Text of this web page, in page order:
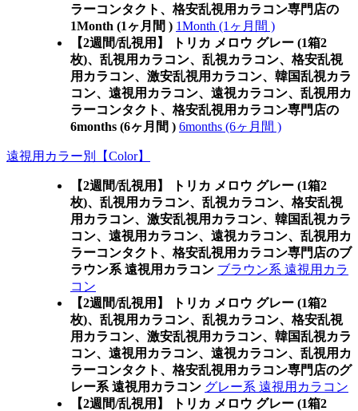
ラーコンタクト、格安乱視用カラコン専門店の
1Month (1ヶ月間 ) 1Month (1ヶ月間 )
【2週間/乱視用】 トリカ メロウ グレー (1箱2
枚)、乱視用カラコン、乱視カラコン、格安乱視
用カラコン、激安乱視用カラコン、韓国乱視カラ
コン、遠視用カラコン、遠視カラコン、乱視用カ
ラーコンタクト、格安乱視用カラコン専門店の
6months (6ヶ月間 ) 6months (6ヶ月間 )
遠視用カラー別【Color】
【2週間/乱視用】 トリカ メロウ グレー (1箱2
枚)、乱視用カラコン、乱視カラコン、格安乱視
用カラコン、激安乱視用カラコン、韓国乱視カラ
コン、遠視用カラコン、遠視カラコン、乱視用カ
ラーコンタクト、格安乱視用カラコン専門店のブ
ラウン系 遠視用カラコン ブラウン系 遠視用カラ
コン
【2週間/乱視用】 トリカ メロウ グレー (1箱2
枚)、乱視用カラコン、乱視カラコン、格安乱視
用カラコン、激安乱視用カラコン、韓国乱視カラ
コン、遠視用カラコン、遠視カラコン、乱視用カ
ラーコンタクト、格安乱視用カラコン専門店のグ
レー系 遠視用カラコン グレー系 遠視用カラコン
【2週間/乱視用】 トリカ メロウ グレー (1箱2